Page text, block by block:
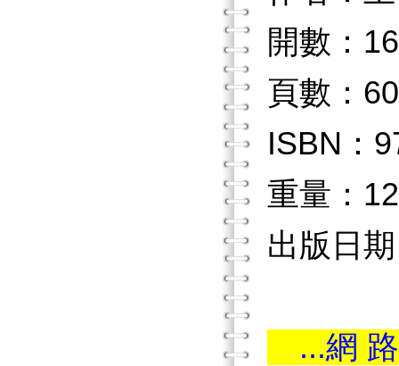
開數：16
頁數：
ISBN：
重量：
出版日
...網